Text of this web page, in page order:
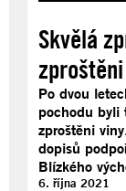
Skvělá
Po dvou
pochodu byli
zproštěni
dopisů
Blízkého
6. října 2021